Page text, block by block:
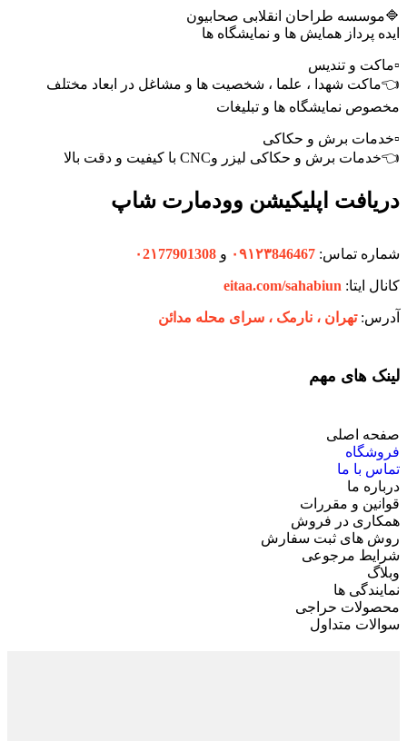
🔷موسسه طراحان انقلابی صحابیون
ایده پرداز همایش ها و نمایشگاه ها
▫️ماکت و تندیس
👈ماکت شهدا ، علما ، شخصیت ها و مشاغل در ابعاد مختلف
مخصوص نمایشگاه ها و تبلیغات
▫️خدمات برش و حکاکی
👈خدمات برش و حکاکی لیزر وCNC با کیفیت و دقت بالا
دریافت اپلیکیشن وودمارت شاپ
شماره تماس: ۰۹۱۲۳846467 و ۰2۱77901308
کانال ایتا: eitaa.com/sahabiun
آدرس:تهران ،‌ نارمک ، سرای محله مدائن
لینک های مهم
صفحه اصلی
فروشگاه
تماس با ما
درباره ما
قوانین و مقررات
همکاری در فروش
روش های ثبت سفارش
شرایط مرجوعی
وبلاگ
نمایندگی ها
محصولات حراجی
سوالات متداول